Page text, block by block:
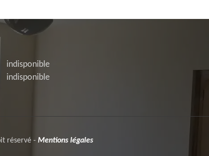
indisponible
indisponible
réservé - Mentions légales